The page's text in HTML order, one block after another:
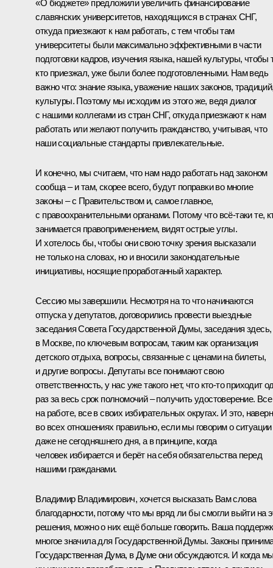
«О бюджете» предложили увеличить финансирование
славянских университетов, находящихся в странах СНГ,
откуда приезжают к нам работать, с тем чтобы там
университеты были максимально эффективными в части
подготовки кадров, изучения языка, нашей культуры, чтобы
кто приезжал, уже были более подготовленными. Нам ведь
важно что: знание языка, уважение наших законов,
культуры. Поэтому мы исходим из этого же, ведя диалог
с нашими коллегами из стран СНГ, откуда приезжают к нам
работать или желают получить гражданство, учитывая, что
наши социальные стандарты привлекательные.
И конечно, мы считаем, что нам надо работать над законом
сообща – и там, скорее всего, будут поправки во многие
законы – с Правительством и, самое главное,
с правоохранительными органами. Потому что всё-таки те,
занимается правоприменением, видят острые углы.
И хотелось бы, чтобы они свою точку зрения высказали
не только на словах, но и вносили законодательные
инициативы, носящие проработанный характер.
Сессию мы завершили. Несмотря на то что начинаются
отпуска у депутатов, договорились провести выездные
заседания Совета Государственной Думы, заседания здесь,
в Москве, по ключевым вопросам, таким как организация
детского отдыха, вопросы, связанные с ценами на билеты,
и другие вопросы. Депутаты все понимают свою
ответственность, у нас уже такого нет, что кто-то приходит
раз за весь срок полномочий – получить удостоверение. Все
на работе, все в своих избирательных округах. И это,
во всех отношениях правильно, если мы говорим о ситуации
даже не сегодняшнего дня, а в принципе, когда
человек избирается и берёт на себя обязательства перед
нашими гражданами.
Владимир Владимирович, хочется высказать Вам слова
благодарности, потому что мы вряд ли бы смогли выйти на
решения, можно о них ещё больше говорить. Ваша
многое значила для Государственной Думы. Законы
Государственная Дума, в Думе они обсуждаются. И когда